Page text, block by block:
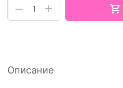
+
−
Описание